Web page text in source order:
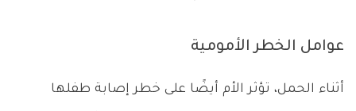
عوامل الخطر الأمومية
أثناء الحمل، تؤثر الأم أيضًا على خطر إصابة طفلها